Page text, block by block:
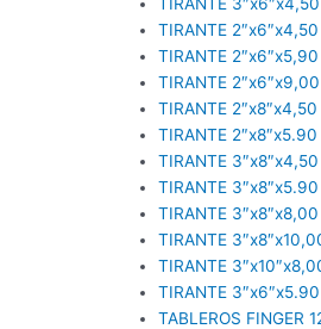
TIRANTE 2″x6″x4,50
TIRANTE 2″x6″x5,90
TIRANTE 2″x6″x9,00
TIRANTE 2″x8″x4,50
TIRANTE 2″x8″x5.90
TIRANTE 3″x8″x4,50
TIRANTE 3″x8″x5.90
TIRANTE 3″x8″x8,00
TIRANTE
TIRANTE
TIRANTE 3″x6″x5.90
TABLEROS FINGER